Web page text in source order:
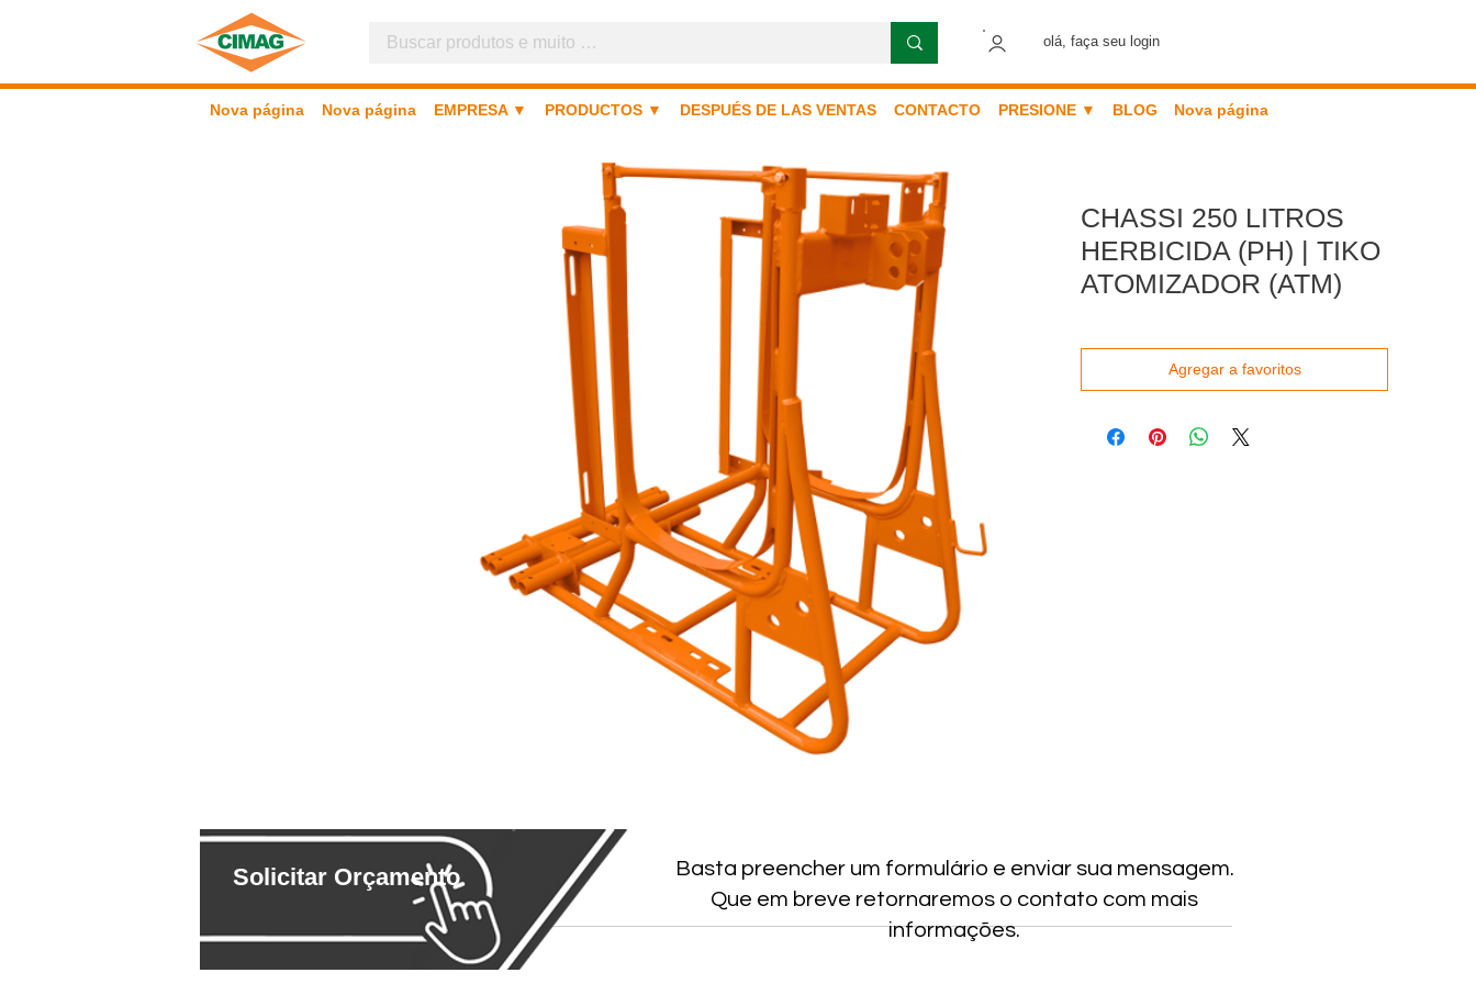
olá, faça seu login
Nova página Nova página EMPRESA ▼ PRODUCTOS ▼ DESPUÉS DE LAS VENTAS CONTACTO PRESIONE ▼ BLOG Nova página
CHASSI 250 LITROS
HERBICIDA (PH) | TIKO
ATOMIZADOR (ATM)
Agregar a favoritos
Solicitar Orçamento
Basta preencher um formulário e enviar sua mensagem.
Que em breve retornaremos o contato com mais
informações.